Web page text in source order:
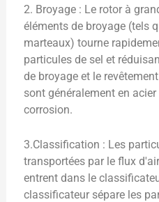
2. Broyage : Le rotor à
éléments de broyage (tels
marteaux) tourne
particules de sel et
de broyage et le
sont généralement en
corrosion.
3.Classification : Les
transportées par le flux
entrent dans le
classificateur sépare les